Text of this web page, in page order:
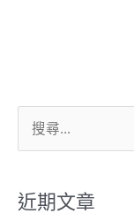
尋
鍵
近期文章